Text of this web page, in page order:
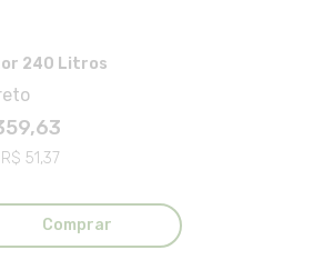
240 Litros
51,37
Comprar